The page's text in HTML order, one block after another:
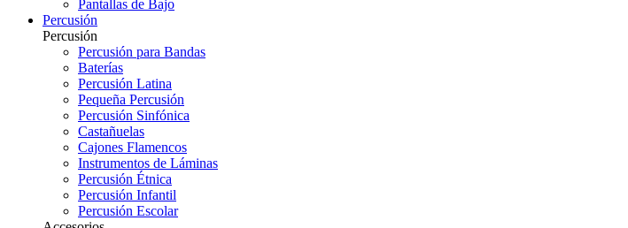
Pantallas de Bajo
Percusión
Percusión
Percusión para Bandas
Baterías
Percusión Latina
Pequeña Percusión
Percusión Sinfónica
Castañuelas
Cajones Flamencos
Instrumentos de Láminas
Percusión Étnica
Percusión Infantil
Percusión Escolar